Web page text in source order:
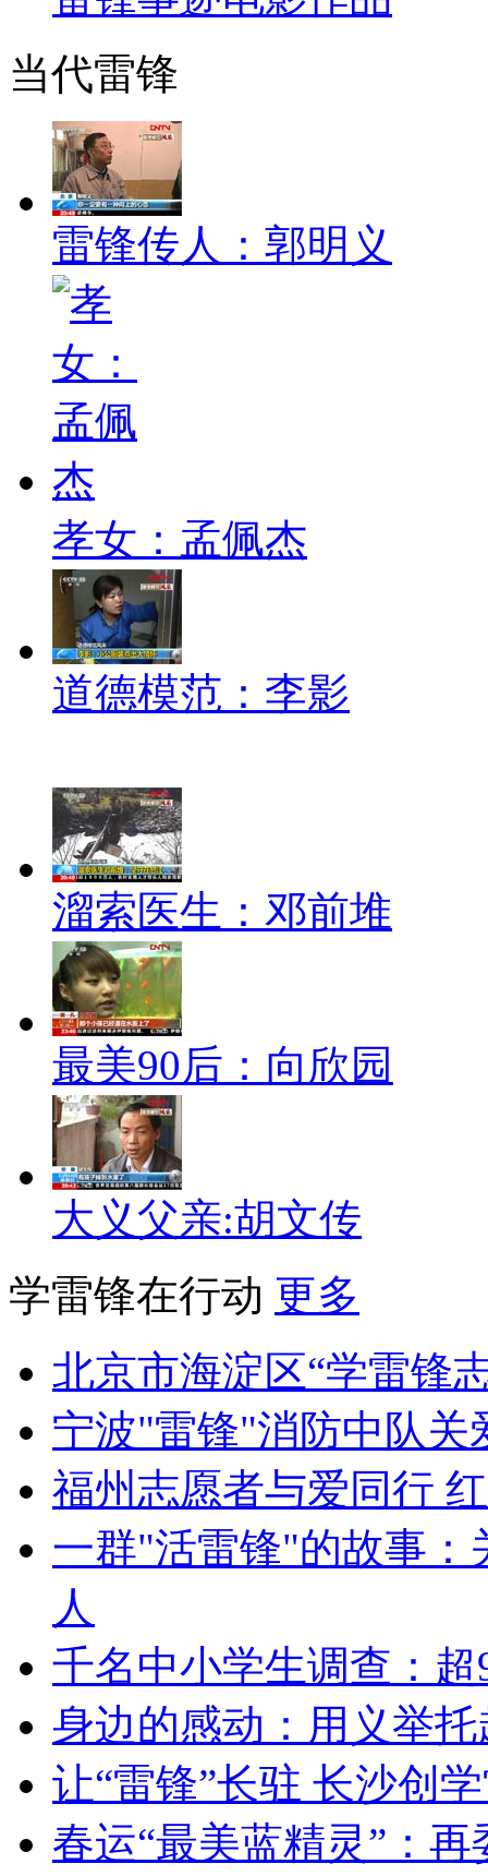
当代雷锋
雷锋传人：郭明义
孝女：孟佩杰
道德模范：李影
溜索医生：邓前堆
最美90后：向欣园
大义父亲:胡文传
学雷锋在行动 更多
北京市海淀区“学雷锋
宁波"雷锋"消防中队关
福州志愿者与爱同行
一群"活雷锋"的故事：
人
千名中小学生调查：
身边的感动：用义举
让“雷锋”长驻 长沙创
春运“最美蓝精灵”：